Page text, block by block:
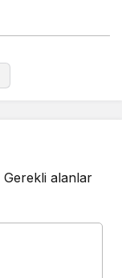
Gerekli alanlar